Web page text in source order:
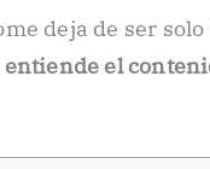
deja de ser
el